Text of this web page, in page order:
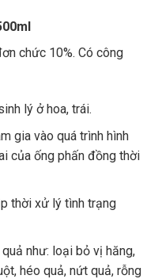
chức 10%. Có công
lý ở hoa, trái.
gia vào quá trình hình
của ống phấn đồng thời
thời xử lý tình trạng
như: loại bỏ vị hăng,
héo quả, nứt quả, rỗng